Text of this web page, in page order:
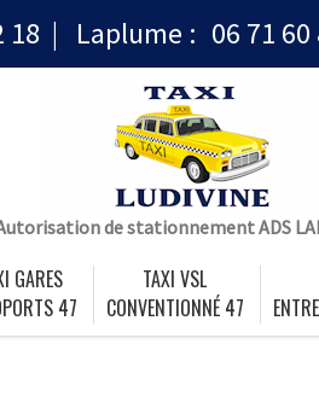
18 Laplume : 06 71 60
de stationnement ADS
GARES
47
TAXI VSL
CONVENTIONNÉ 47